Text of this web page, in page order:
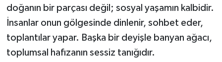
doğanın bir parçası değil; sosyal yaşamın kalbidir.
İnsanlar onun gölgesinde dinlenir, sohbet eder,
toplantılar yapar. Başka bir deyişle banyan ağacı,
toplumsal hafızanın sessiz tanığıdır.
SİYASET
Sındırgı